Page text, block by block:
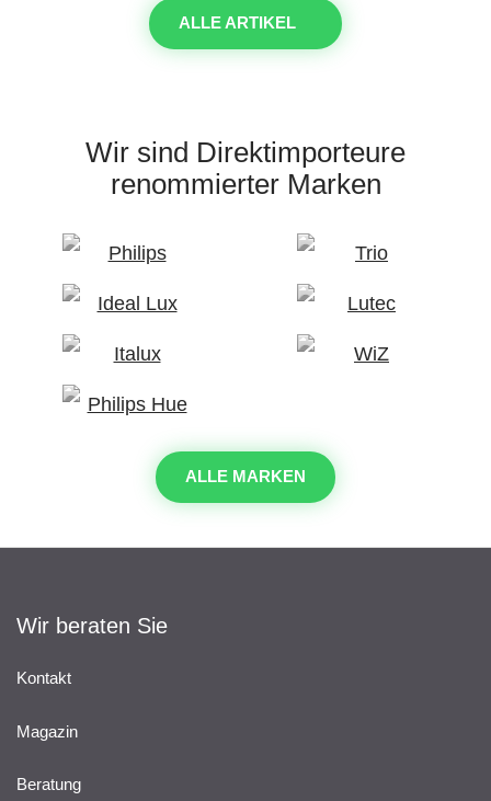
ALLE ARTIKEL
Wir sind Direktimporteure
renommierter Marken
ALLE MARKEN
Wir beraten Sie
Kontakt
Magazin
Beratung